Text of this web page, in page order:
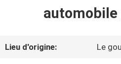
VIDÉOSautomobile
Lieu d'origine: Le